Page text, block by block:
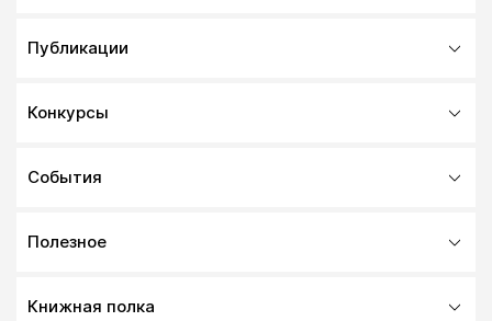
Публикации
Конкурсы
События
Полезное
Книжная полка